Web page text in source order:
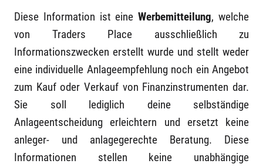
Diese Information ist eineWerbemitteilung, welche
von Traders Place ausschließlich zu
Informationszwecken erstellt wurde und stellt weder
eine individuelle Anlageempfehlung noch ein Angebot
zum Kauf oder Verkauf von Finanzinstrumenten dar.
Sie soll lediglich deine selbständige
Anlageentscheidung erleichtern und ersetzt keine
anleger- und anlagegerechte Beratung. Diese
Informationen stellen keine unabhängige